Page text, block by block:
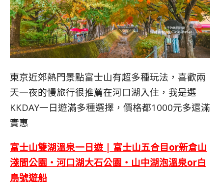
東京近郊熱門景點富士山有超多種玩法，喜歡兩
天一夜的慢旅行很推薦在河口湖入住，我是選
KKDAY一日遊滿多種選擇，價格都1000元多還滿
實惠
富士山雙湖溫泉一日遊 | 富士山五合目or新倉山
淺間公園・河口湖大石公園・山中湖泡溫泉or白
鳥號遊船